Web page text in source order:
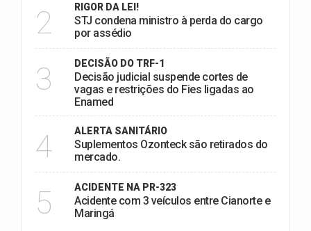
2 RIGOR DA LEI!
STJ condena ministro à perda do cargo
por assédio
3 DECISÃO DO TRF-1
Decisão judicial suspende cortes de
vagas e restrições do Fies ligadas ao
Enamed
4 ALERTA SANITÁRIO
Suplementos Ozonteck são retirados do
mercado.
5 ACIDENTE NA PR-323
Acidente com 3 veículos entre Cianorte e
Maringá